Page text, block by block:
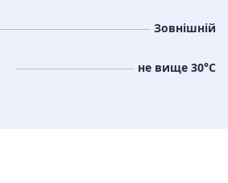
Зовнішній
не вище 30°C